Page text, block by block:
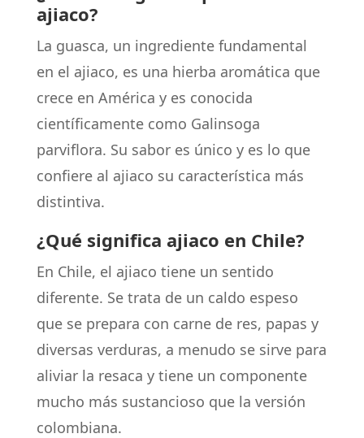
ajiaco?
La guasca, un ingrediente fundamental
en el ajiaco, es una hierba aromática que
crece en América y es conocida
científicamente como Galinsoga
parviflora. Su sabor es único y es lo que
confiere al ajiaco su característica más
distintiva.
¿Qué significa ajiaco en Chile?
En Chile, el ajiaco tiene un sentido
diferente. Se trata de un caldo espeso
que se prepara con carne de res, papas y
diversas verduras, a menudo se sirve para
aliviar la resaca y tiene un componente
mucho más sustancioso que la versión
colombiana.